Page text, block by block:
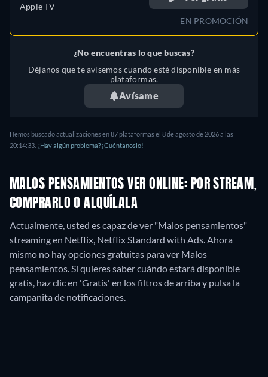
Apple TV
EN PROMOCIÓN
¿No encuentras lo que buscas?
Déjanos que te avisemos cuando esté disponible en más
plataformas.
Avísame
Hemos buscado actualizaciones en87plataformas el 8 de agosto de 2026 a las
20:14:33 ¿Hay algún problema? ¡Cuéntanoslo!
MALOS PENSAMIENTOS VER ONLINE: POR STREAM,
COMPRARLO O ALQUÍLALA
Actualmente, usted es capaz de ver "Malos pensamientos"
streaming en Netflix, Netflix Standard with Ads. Ahora
mismo no hay opciones gratuitas para ver Malos
pensamientos. Si quieres saber cuándo estará disponible
gratis, haz clic en 'Gratis' en los filtros de arriba y pulsa la
campanita de notificaciones.